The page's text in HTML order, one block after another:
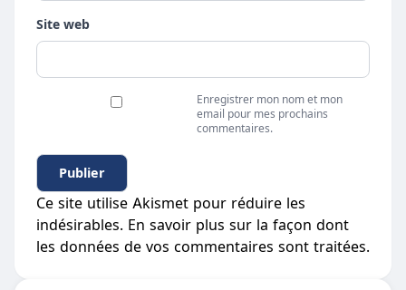
Site web
Enregistrer mon nom et mon
email pour mes prochains
commentaires.
Ce site utilise Akismet pour réduire les
indésirables. En savoir plus sur la façon dont
les données de vos commentaires sont traitées.